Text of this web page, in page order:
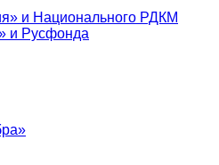
и Национального РДКМ
и Русфонда